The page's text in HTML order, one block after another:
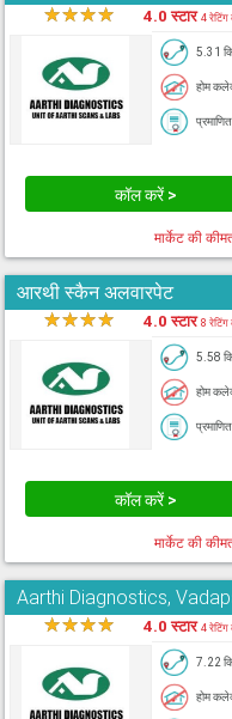
★★★★ 4.0 स्टार4
5.31
होम
कॉल करें >
मार्केट की
आरथी स्कैन अलवारपेट
★★★★ 4.0 स्टार8
5.58
होम
कॉल करें >
मार्केट की
Aarthi Diagnostics,
★★★★ 4.0 स्टार4
7.22
होम